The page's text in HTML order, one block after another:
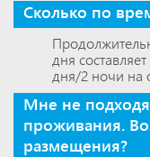
Сколько по
дня
дня/2 ночи на
Мне не
проживания.
размещения?